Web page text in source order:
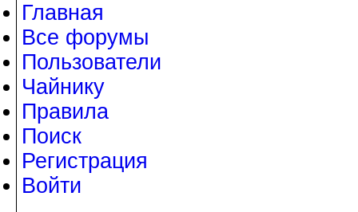
Главная
Все форумы
Пользователи
Чайнику
Правила
Поиск
Регистрация
Войти